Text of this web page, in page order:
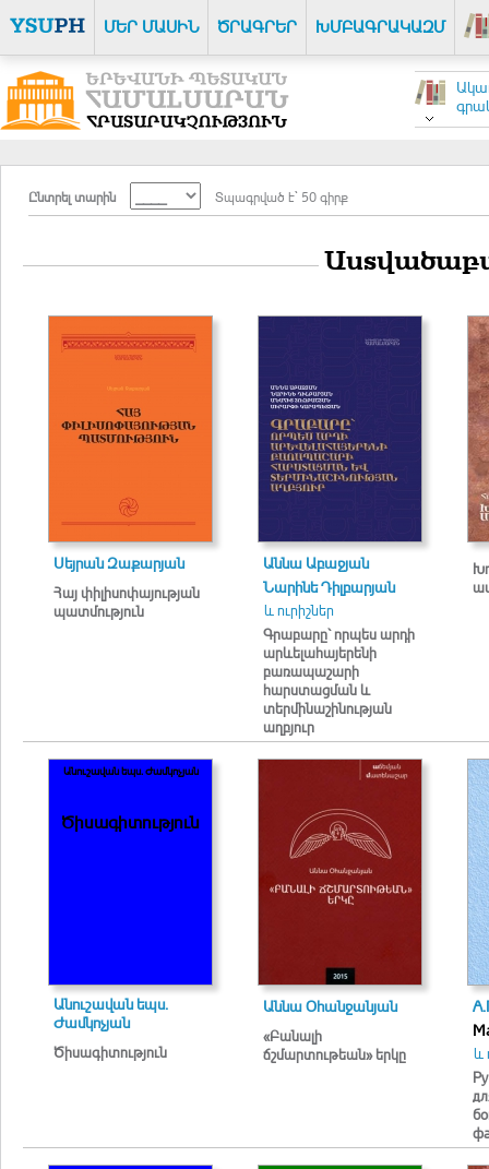
ՄԵՐ ՄԱՍԻՆ ԾՐԱԳՐԵՐ ԽՄԲԱԳՐԱԿԱԶՄ
Ընտրել տարին Տպագրված է` 50 գիրք
Սեյրան Զաքարյան
Հայ փիլիսոփայության
պատմություն
Աննա Աբաջյան
Նարինե Դիլբարյան
և ուրիշներ
Գրաբարը՝ որպես արդի
արևելահայերենի
բառապաշարի
հարստացման և
տերմինաշինության
աղբյուր
Անուշավան եպս. Ժամկոչյան
Ծիսագիտություն
Անուշավան եպս.
Ժամկոչյան
Ծիսագիտություն
Աննա Օհանջանյան
«Բանալի
ճշմարտութեան» երկը
և